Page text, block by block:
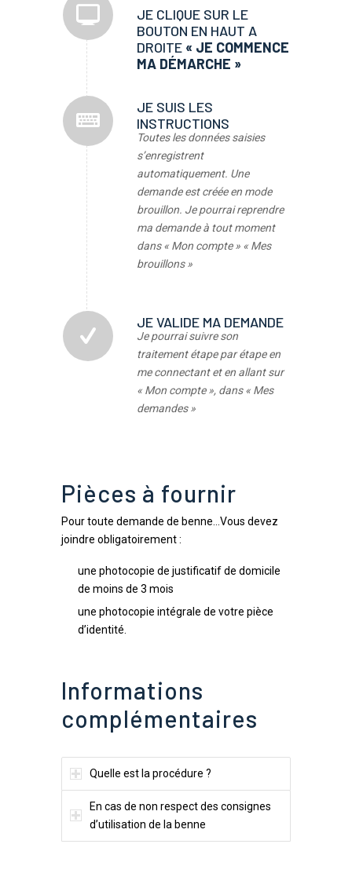
JE CLIQUE SUR LE
BOUTON EN HAUT A
DROITE « JE COMMENCE
MA DÉMARCHE »
JE SUIS LES
INSTRUCTIONS
Toutes les données saisies
s’enregistrent
automatiquement. Une
demande est créée en mode
brouillon. Je pourrai reprendre
ma demande à tout moment
dans « Mon compte » « Mes
brouillons »
JE VALIDE MA DEMANDE
Je pourrai suivre son
traitement étape par étape en
me connectant et en allant sur
« Mon compte », dans « Mes
demandes »
Pièces à fournir
Pour toute demande de benne…Vous devez
joindre obligatoirement :
une photocopie de justificatif de domicile
de moins de 3 mois
une photocopie intégrale de votre pièce
d’identité.
Informations
complémentaires
Quelle est la procédure ?
En cas de non respect des consignes
d’utilisation de la benne